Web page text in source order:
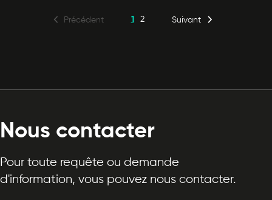
Précédent 1 2 Suivant
Nous contacter
Pour toute requête ou demande
d'information, vous pouvez nous contacter.